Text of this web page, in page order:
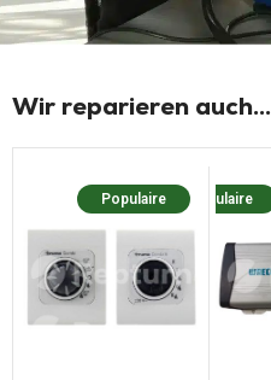
Wir reparieren auch...
Populaire Populaire